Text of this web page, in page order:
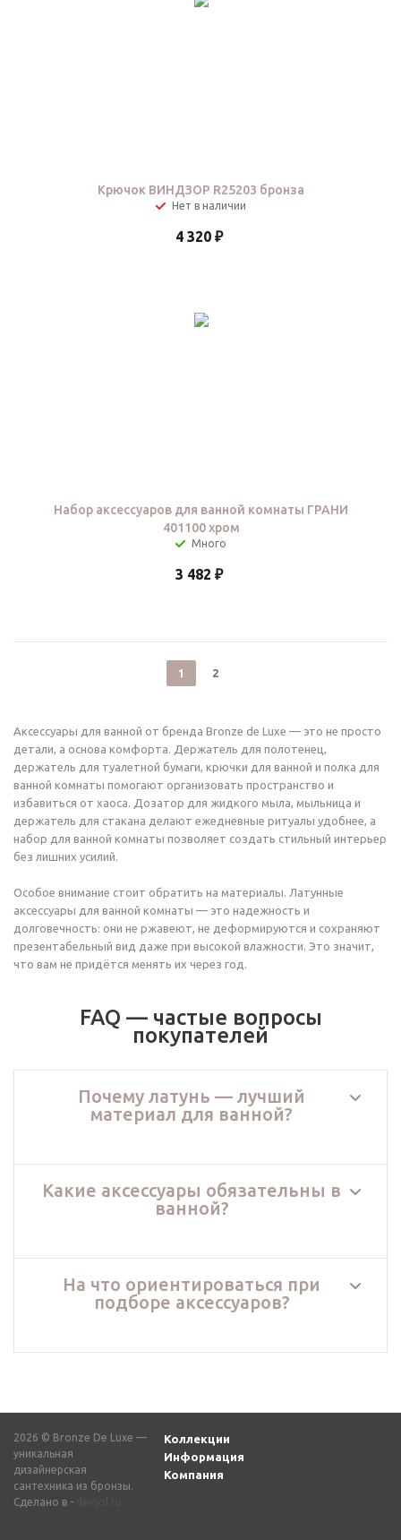
Крючок ВИНДЗОР R25203 бронза
Нет в наличии
4 320 ₽
Набор аксессуаров для ванной комнаты ГРАНИ
401100 хром
3 482 ₽
1 2
Аксессуары для ванной от бренда Bronze de Luxe — это не просто
детали, а основа комфорта. Держатель для полотенец,
держатель для туалетной бумаги, крючки для ванной и полка для
ванной комнаты помогают организовать пространство и
избавиться от хаоса. Дозатор для жидкого мыла, мыльница и
держатель для стакана делают ежедневные ритуалы удобнее, а
набор для ванной комнаты позволяет создать стильный интерьер
без лишних усилий.
Особое внимание стоит обратить на материалы. Латунные
аксессуары для ванной комнаты — это надежность и
долговечность: они не ржавеют, не деформируются и сохраняют
презентабельный вид даже при высокой влажности. Это значит,
что вам не придётся менять их через год.
FAQ — частые вопросы
покупателей
Почему латунь — лучший
материал для ванной?
Какие аксессуары обязательны в
ванной?
На что ориентироваться при
подборе аксессуаров?
2026 © Bronze De Luxe —
уникальная
дизайнерская
сантехника из бронзы.
Сделано в -
Коллекции
Информация
Компания